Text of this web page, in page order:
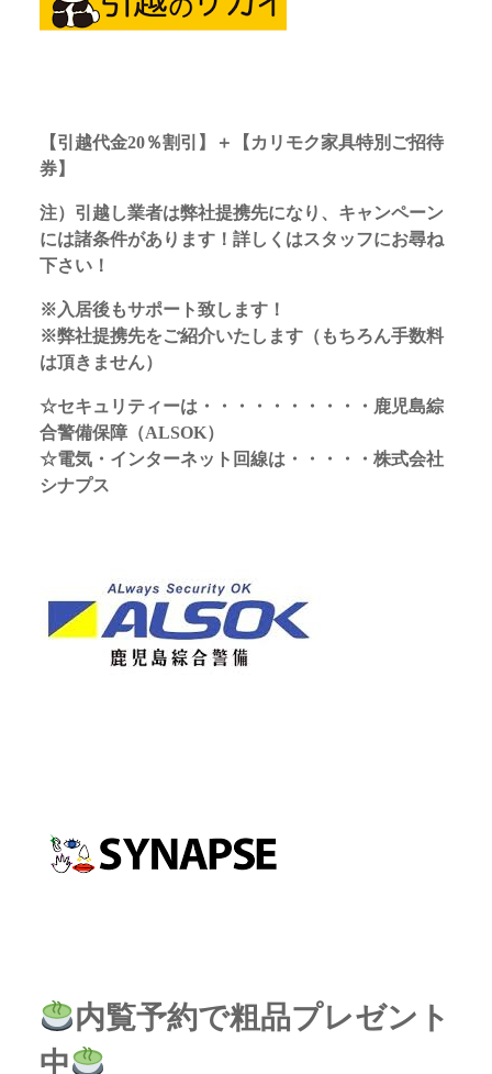
【引越代金20％割引】＋【カリモク家具特別ご招待
券】
注）引越し業者は弊社提携先になり、キャンペーン
には諸条件があります！詳しくはスタッフにお尋ね
下さい！
※入居後もサポート致します！
※弊社提携先をご紹介いたします（もちろん手数料
は頂きません）
☆セキュリティーは・・・・・・・・・・鹿児島綜
合警備保障（ALSOK）
☆電気・インターネット回線は・・・・・株式会社
シナプス
内覧予約で粗品プレゼント
中